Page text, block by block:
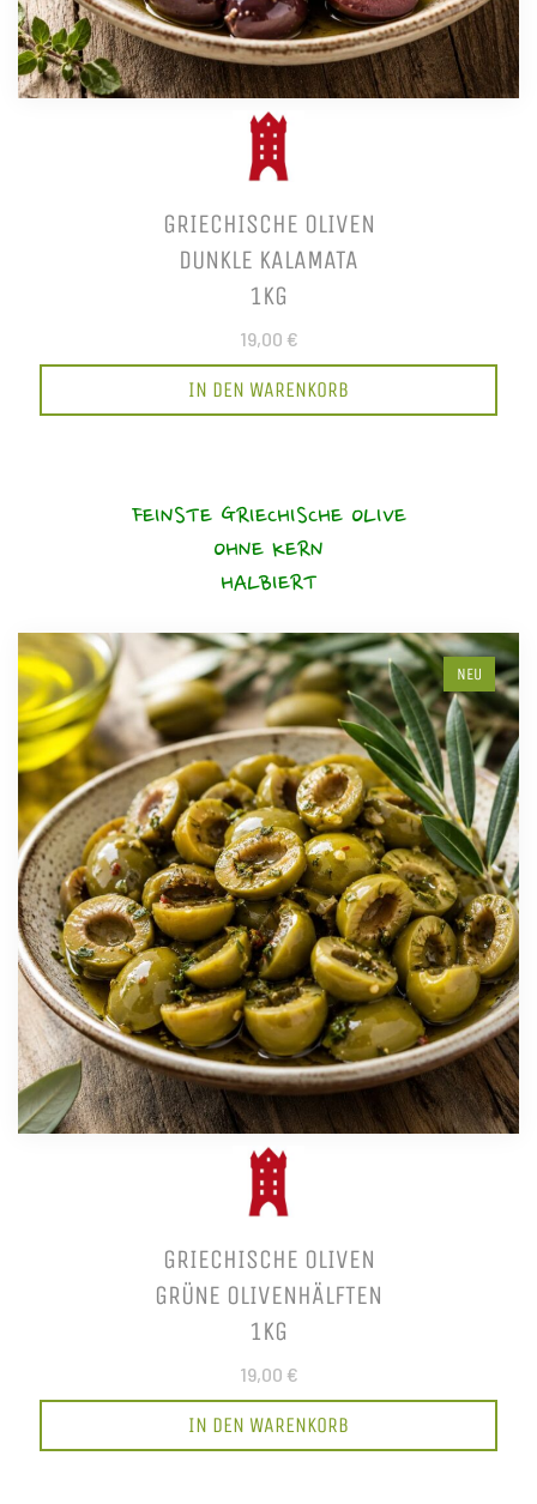
GRIECHISCHE OLIVEN
DUNKLE KALAMATA
1KG
19,00 €
IN DEN WARENKORB
FEINSTE GRIECHISCHE OLIVE
OHNE KERN
HALBIERT
NEU
GRIECHISCHE OLIVEN
GRÜNE OLIVENHÄLFTEN
1KG
19,00 €
IN DEN WARENKORB